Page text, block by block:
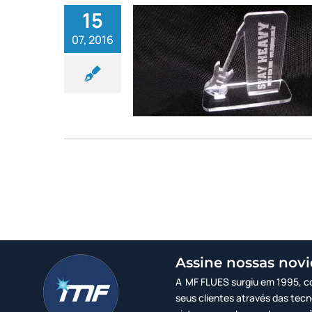
15
07, 2016
e corte
Assine nossas
A MF FLUES surgiu em 1995,
seus clientes através das